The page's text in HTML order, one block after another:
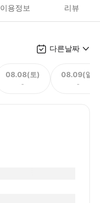
이용정보 리뷰
다른날짜
08.08(토)
-
08.09(일)
-